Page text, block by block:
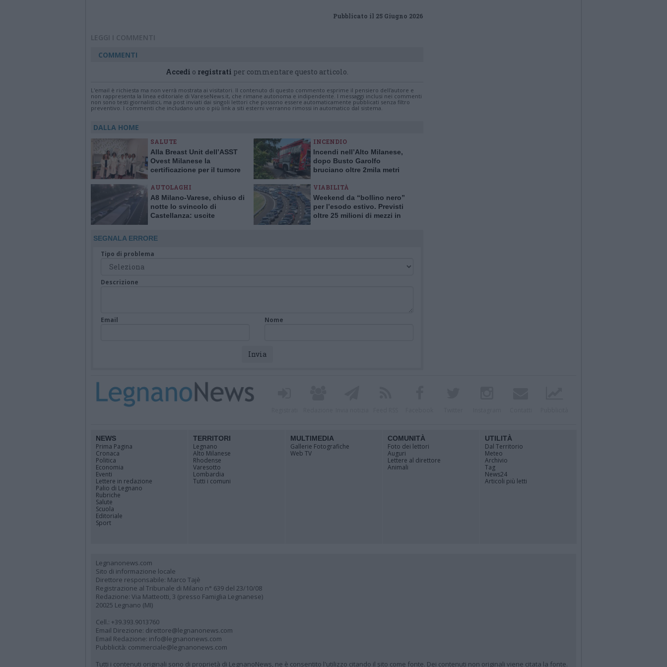
Pubblicato il 25 Giugno 2026
LEGGI I COMMENTI
COMMENTI
Accedi o registrati per commentare questo articolo.
L'email è richiesta ma non verrà mostrata ai visitatori. Il contenuto di questo commento esprime il pensiero dell'autore e
non rappresenta la linea editoriale di VareseNews.it, che rimane autonoma e indipendente. I messaggi inclusi nei commenti
non sono testi giornalistici, ma post inviati dai singoli lettori che possono essere automaticamente pubblicati senza filtro
preventivo. I commenti che includano uno o più link a siti esterni verranno rimossi in automatico dal sistema.
DALLA HOME
SALUTE
Alla Breast Unit dell’ASST
Ovest Milanese la
certificazione per il tumore
Italia
INCENDIO
Incendi nell’Alto Milanese,
dopo Busto Garolfo
bruciano oltre 2mila metri
AUTOLAGHI
A8 Milano-Varese, chiuso di
notte lo svincolo di
Castellanza: uscite
VIABILITÀ
Weekend da “bollino nero”
per l’esodo estivo. Previsti
oltre 25 milioni di mezzi in
SEGNALA ERRORE
Tipo di problema
Descrizione
Email Nome
NEWS
Prima Pagina
Cronaca
Politica
Economia
Eventi
Lettere in redazione
Palio di Legnano
Rubriche
Salute
Scuola
Editoriale
Sport
TERRITORI
Legnano
Alto Milanese
Rhodense
Varesotto
Lombardia
Tutti i comuni
MULTIMEDIA
Gallerie Fotografiche
Web TV
COMUNITÀ
Foto dei lettori
Auguri
Lettere al direttore
Animali
UTILITÀ
Dal Territorio
Meteo
Archivio
Tag
News24
Articoli più letti
Legnanonews.com
Sito di informazione locale
Direttore responsabile: Marco Tajè
Registrazione al Tribunale di Milano n° 639 del 23/10/08
Redazione: Via Matteotti, 3 (presso Famiglia Legnanese)
20025 Legnano (MI)
Cell.: +39.393.9013760
Email Direzione: direttore@legnanonews.com
Email Redazione: info@legnanonews.com
Pubblicità: commerciale@legnanonews.com
Tutti i contenuti originali sono di proprietà di LegnanoNews, ne è consentito l'utilizzo citando il sito come fonte. Dei contenuti non originali viene citata la fonte.